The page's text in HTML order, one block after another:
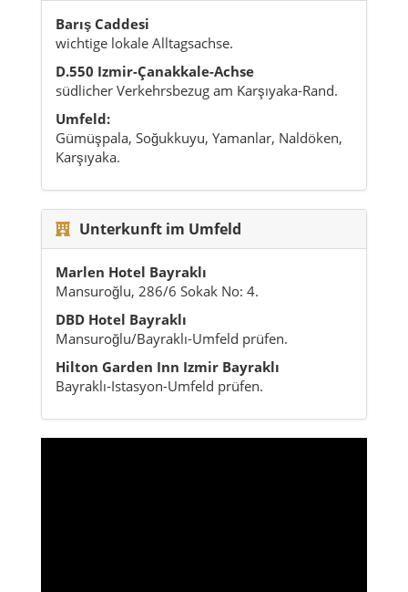
Barış Caddesi
wichtige lokale Alltagsachse.
D.550 Izmir-Çanakkale-Achse
südlicher Verkehrsbezug am Karşıyaka-Rand.
Umfeld:
Gümüşpala, Soğukkuyu, Yamanlar, Naldöken,
Karşıyaka.
Unterkunft im Umfeld
Marlen Hotel Bayraklı
Mansuroğlu, 286/6 Sokak No: 4.
DBD Hotel Bayraklı
Mansuroğlu/Bayraklı-Umfeld prüfen.
Hilton Garden Inn Izmir Bayraklı
Bayraklı-Istasyon-Umfeld prüfen.